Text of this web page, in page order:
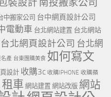
裝設計 南投搬家公司
中搬家公司 台中網頁設計公司
電動車 台北網站建置 台北網站
台北網頁設計公司 台北網
產 台東團購美食 如何寫文
設計 收購3c 收購IPHONE 收購蘋
租車 網站建置 網站改版 網站